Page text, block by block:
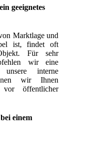
geeignetes
Marktlage und
ist, findet oft
Für sehr
wir eine
interne
wir Ihnen
vor öffentlicher
einem